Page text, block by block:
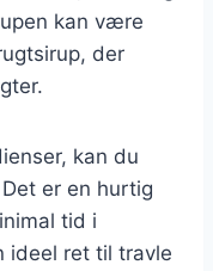
kan være
der
kan du
er en hurtig
tid i
ideel ret til travle